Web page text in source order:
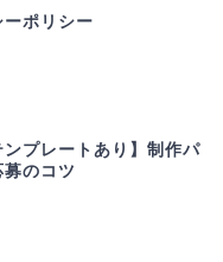
ーポリシー
ンプレートあり】制作パ
のコツ